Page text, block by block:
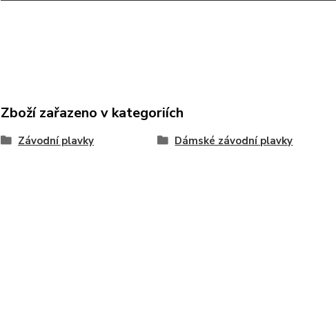
Zboží zařazeno v kategoriích
Závodní plavky Dámské závodní plavky